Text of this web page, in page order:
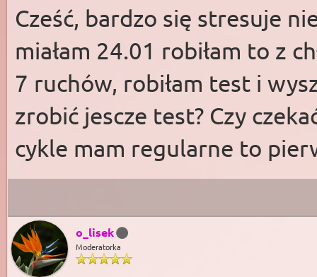
Cześć, bardzo się stresuje
miałam 24.01 robiłam to z
7 ruchów, robiłam test i
zrobić jescze test? Czy
cykle mam regularne to
o_lisek
Moderatorka